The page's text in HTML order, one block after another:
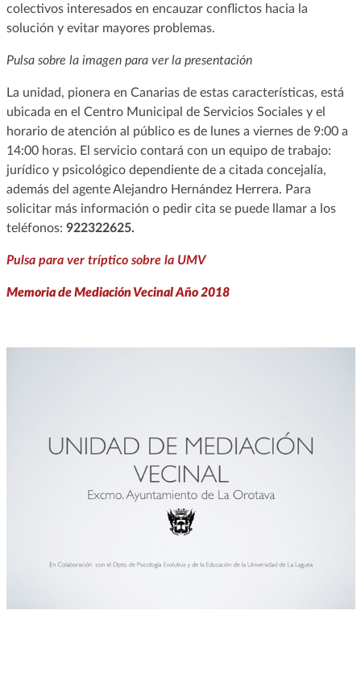
colectivos interesados en encauzar conflictos hacia la
solución y evitar mayores problemas.
Pulsa sobre la imagen para ver la presentación
La unidad, pionera en Canarias de estas características, está
ubicada en el Centro Municipal de Servicios Sociales y el
horario de atención al público es de lunes a viernes de 9:00 a
14:00 horas. El servicio contará con un equipo de trabajo:
jurídico y psicológico dependiente de a citada concejalía,
además del agente Alejandro Hernández Herrera. Para
solicitar más información o pedir cita se puede llamar a los
teléfonos: 922322625.
Pulsa para ver tríptico sobre la UMV
Memoria de Mediación Vecinal Año 2018